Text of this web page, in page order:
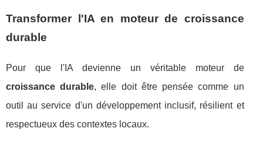
Transformer l'IA en moteur de croissance
durable
Pour que l'IA devienne un véritable moteur de
croissance durable, elle doit être pensée comme un
outil au service d'un développement inclusif, résilient et
respectueux des contextes locaux.